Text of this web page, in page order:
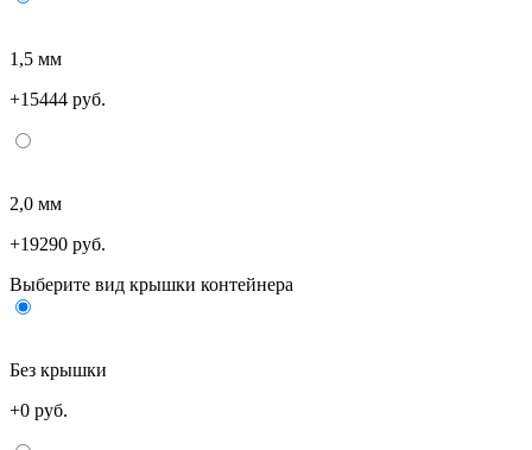
1,5 мм
+15444 руб.
2,0 мм
+19290 руб.
Выберите вид крышки контейнера
Без крышки
+0 руб.